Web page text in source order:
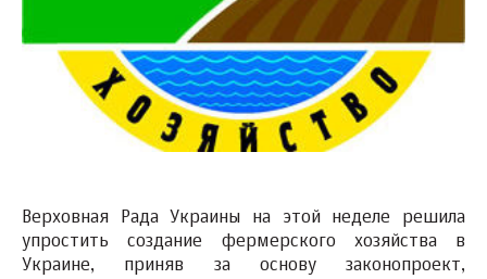
Верховная Рада Украины на этой неделе решила
упростить создание фермерского хозяйства в
Украине, приняв за основу законопроект,